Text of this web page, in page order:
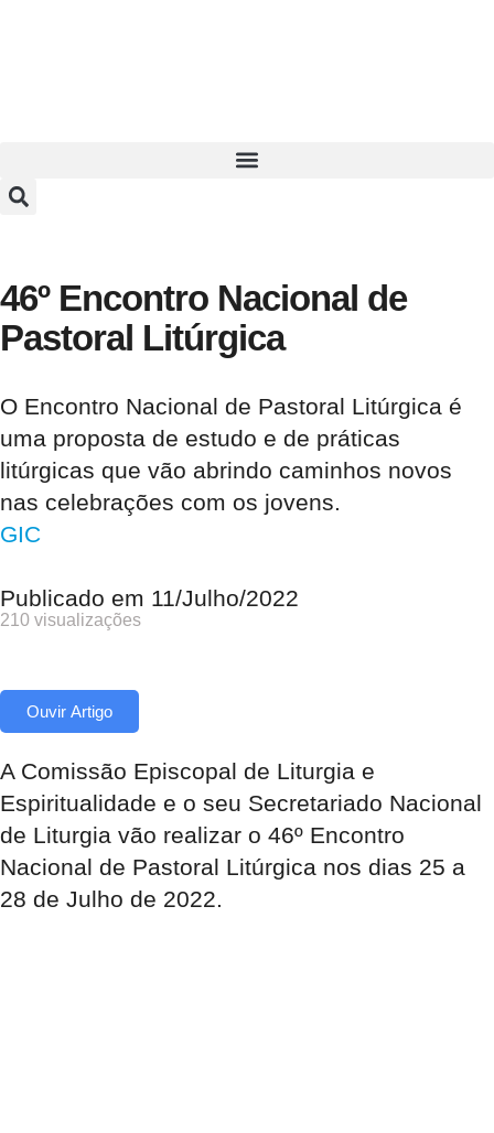
46º Encontro Nacional de
Pastoral Litúrgica
O Encontro Nacional de Pastoral Litúrgica é
uma proposta de estudo e de práticas
litúrgicas que vão abrindo caminhos novos
nas celebrações com os jovens.
GIC
Publicado em 11/Julho/2022
210 visualizações
Ouvir Artigo
A Comissão Episcopal de Liturgia e
Espiritualidade e o seu Secretariado Nacional
de Liturgia vão realizar o 46º Encontro
Nacional de Pastoral Litúrgica nos dias 25 a
28 de Julho de 2022.